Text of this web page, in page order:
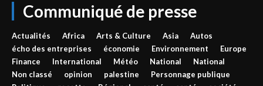
Communiqué de presse
Actualités Africa Arts & Culture Asia
Autos
écho des entreprises
économie Environnement
Europe
Finance
International Météo National
National
Non classé
opinion palestine
Personnage publique